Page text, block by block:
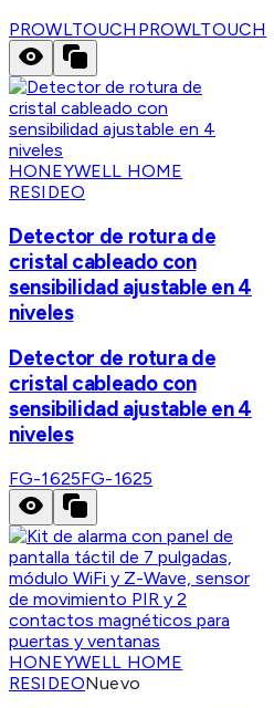
PROWLTOUCH PROWLTOUCH
HONEYWELL HOME
RESIDEO
Detector de rotura de
cristal cableado con
sensibilidad ajustable en 4
niveles
Detector de rotura de
cristal cableado con
sensibilidad ajustable en 4
niveles
FG-1625FG-1625
HONEYWELL HOME
RESIDEONuevo